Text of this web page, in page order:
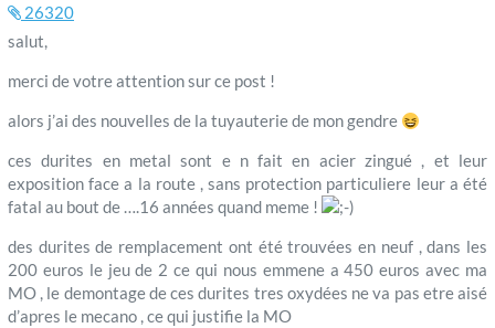
26320
salut,
merci de votre attention sur ce post !
alors j’ai des nouvelles de la tuyauterie de mon gendre
ces durites en metal sont e n fait en acier zingué , et leur
exposition face a la route , sans protection particuliere leur a été
fatal au bout de ….16 années quand meme !
des durites de remplacement ont été trouvées en neuf , dans les
200 euros le jeu de 2 ce qui nous emmene a 450 euros avec ma
MO , le demontage de ces durites tres oxydées ne va pas etre aisé
d’apres le mecano , ce qui justifie la MO